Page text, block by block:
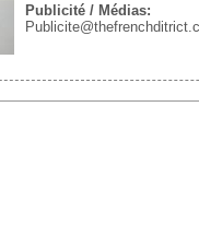
Publicité / Médias: